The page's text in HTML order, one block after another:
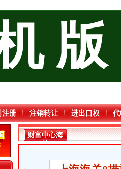
版
注册 注销转让 进出口权
财富中心海
关